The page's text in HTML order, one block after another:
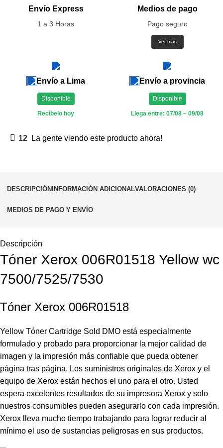
Envío Express
1 a 3 Horas
Medios de pago
Pago seguro
Ver más
Envío a Lima
Disponible
Recíbelo hoy
Envío a provincia
Disponible
Llega entre: 07/08 – 09/08
12 La gente viendo este producto ahora!
DESCRIPCIÓN INFORMACIÓN ADICIONALVALORACIONES (0)
MEDIOS DE PAGO Y ENVÍO
Descripción
Tóner Xerox 006R01518 Yellow wc
7500/7525/7530
Tóner Xerox 006R01518
Yellow Tóner Cartridge Sold DMO está especialmente
formulado y probado para proporcionar la mejor calidad de
imagen y la impresión más confiable que pueda obtener
página tras página. Los suministros originales de Xerox y el
equipo de Xerox están hechos el uno para el otro. Usted
espera excelentes resultados de su impresora Xerox y solo
nuestros consumibles pueden asegurarlo con cada impresión.
Xerox lleva mucho tiempo trabajando para lograr reducir al
mínimo el uso de sustancias peligrosas en sus productos.